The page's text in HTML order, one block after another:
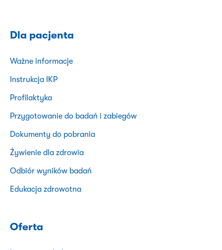
Dla pacjenta
Ważne informacje
Instrukcja IKP
Profilaktyka
Przygotowanie do badań i zabiegów
Dokumenty do pobrania
Żywienie dla zdrowia
Odbiór wyników badań
Edukacja zdrowotna
Oferta